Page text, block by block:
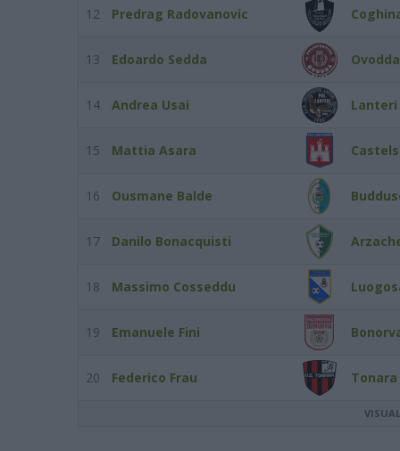
12 Predrag Radovanovic
13 Edoardo Sedda Ovodda
14 Andrea Usai Lanteri
15 Mattia Asara
16 Ousmane Balde
17 Danilo Bonacquisti
18 Massimo Cosseddu
19 Emanuele Fini
20 Federico Frau Tonara